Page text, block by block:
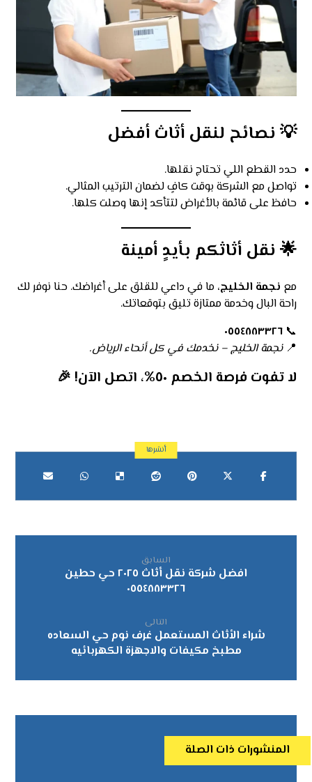
💡نصائح لنقل أثاث أفضل
حدد القطع اللي تحتاج نقلها.
تواصل مع الشركة بوقت كافٍ لضمان الترتيب المثالي.
حافظ على قائمة بالأغراض لتتأكد إنها وصلت كلها.
🌟نقل أثاثكم بأيدٍ أمينة
مع نجمة الخليج، ما في داعي للقلق على أغراضك. حنا نوفر لك
راحة البال وخدمة ممتازة تليق بتوقعاتك.
📞٠٥٥٤٨٨٣٣٢٦
📍نجمة الخليج – نخدمك في كل أنحاء الرياض.
لا تفوت فرصة الخصم ٥٠%، اتصل الآن! 🎉
السابق
افضل شركة نقل أثاث ٢٠٢٥ حي حطين
٠٥٥٤٨٨٣٣٢٦
التالى
شراء الأثاث المستعمل غرف نوم حي السعاده
مطبخ مكيفات والاجهزة الكهربائيه
المنشورات ذات الصلة